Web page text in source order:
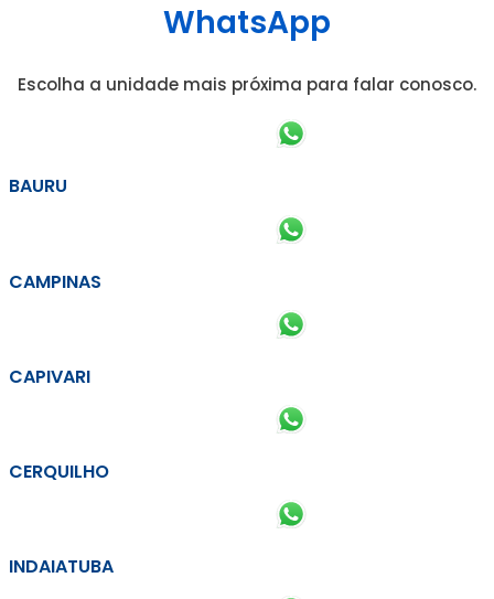
WhatsApp
Escolha a unidade mais próxima para falar conosco.
BAURU
CAMPINAS
CAPIVARI
CERQUILHO
INDAIATUBA